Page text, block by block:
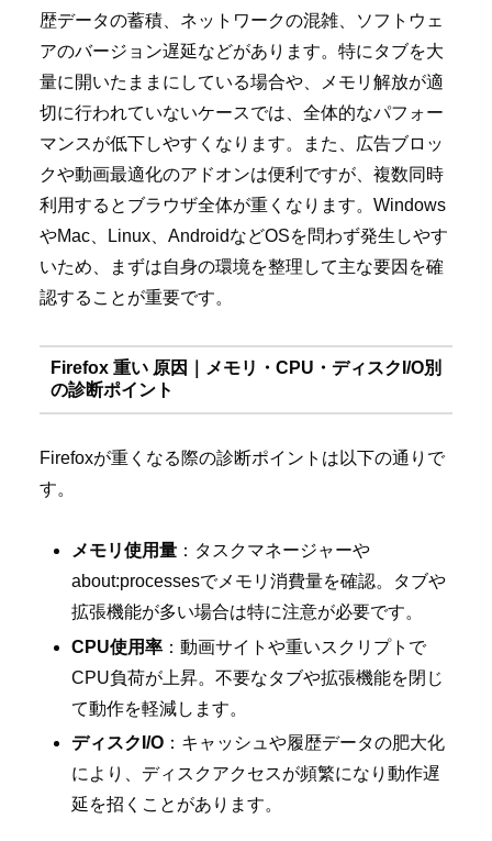
歴データの蓄積、ネットワークの混雑、ソフトウェ
アのバージョン遅延などがあります。特にタブを大
量に開いたままにしている場合や、メモリ解放が適
切に行われていないケースでは、全体的なパフォー
マンスが低下しやすくなります。また、広告ブロッ
クや動画最適化のアドオンは便利ですが、複数同時
利用するとブラウザ全体が重くなります。Windows
やMac、Linux、AndroidなどOSを問わず発生しやす
いため、まずは自身の環境を整理して主な要因を確
認することが重要です。
Firefox 重い 原因｜メモリ・CPU・ディスクI/O別
の診断ポイント
Firefoxが重くなる際の診断ポイントは以下の通りで
す。
メモリ使用量 ：タスクマネージャーや
about:processesでメモリ消費量を確認。タブや
拡張機能が多い場合は特に注意が必要です。
CPU使用率 ：動画サイトや重いスクリプトで
CPU負荷が上昇。不要なタブや拡張機能を閉じ
て動作を軽減します。
ディスクI/O ：キャッシュや履歴データの肥大化
により、ディスクアクセスが頻繁になり動作遅
延を招くことがあります。